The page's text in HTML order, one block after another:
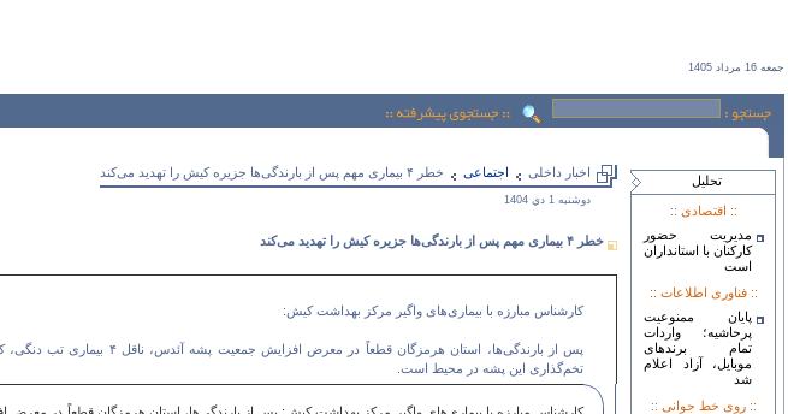
جمعه 16 مرداد 1405
اخبار داخلی اجتماعی خطر ۴ بیماری مهم پس از بارندگی‌ها جزیره کیش را تهدید می‌کند
دوشنبه 1 دي 1404
خطر ۴ بیماری مهم پس از بارندگی‌ها جزیره کیش را تهدید می‌کند
کارشناس مبارزه با بیماری‌های واگیر مرکز بهداشت کیش:
پس از بارندگی‌ها، استان
تخم‌گذاری این پشه در محیط است.
تحليل
:: اقتصادی ::
مدیریت حضور
کارکنان با استانداران
است
:: فناوری اطلاعات ::
پایان ممنوعیت
پرحاشیه؛ واردات
تمام برندهای
موبایل، آزاد اعلام
شد
:: روی خط جوانی ::